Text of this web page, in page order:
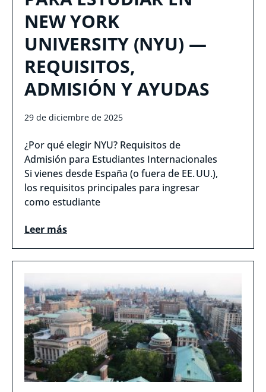
NEW YORK
UNIVERSITY (NYU) —
REQUISITOS,
ADMISIÓN Y AYUDAS
29 de diciembre de 2025
¿Por qué elegir NYU? Requisitos de
Admisión para Estudiantes Internacionales
Si vienes desde España (o fuera de EE. UU.),
los requisitos principales para ingresar
como estudiante
Leer más